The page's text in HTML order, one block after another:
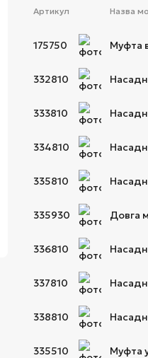
Артикул Назва
175750 Муфта
332810
333810
334810
335810
335930 Довга
336810
337810
338810
335510 Муфта